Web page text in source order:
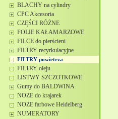
BLACHY na cylindry
CPC Akcesoria
CZĘŚCI RÓŻNE
FOLIE KAŁAMARZOWE
FILCE do pierścieni
FILTRY recyrkulacyjne
FILTRY powietrza
FILTRY oleju
LISTWY SZCZOTKOWE
Gumy do BALDWINA
NOŻE do krajarek
NOŻE farbowe Heidelberg
NUMERATORY